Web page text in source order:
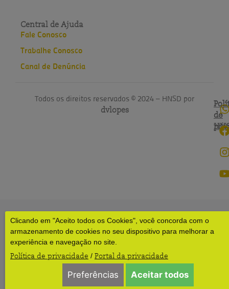
Clicando em "Aceito todos os Cookies", você concorda com o
armazenamento de cookies no seu dispositivo para melhorar a
experiência e navegação no site.
Política de privacidade / Portal da privacidade
Preferências Aceitar todos
Central de Ajuda
Fale Conosco
Trabalhe Conosco
Canal de Denúncia
Todos os direitos reservados © 2024 – HNSD por
dvlopes
de
do